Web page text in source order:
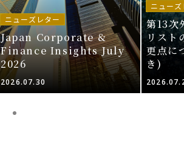
ニューズレター
Japan Corporate &
Finance Insights July
2026
2026.07.30
ニューズ
第13次
リスト
更点に
き)